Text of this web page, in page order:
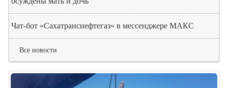
Чат-бот «Сахатранснефтегаз» в мессенджере МАКС
Все новости